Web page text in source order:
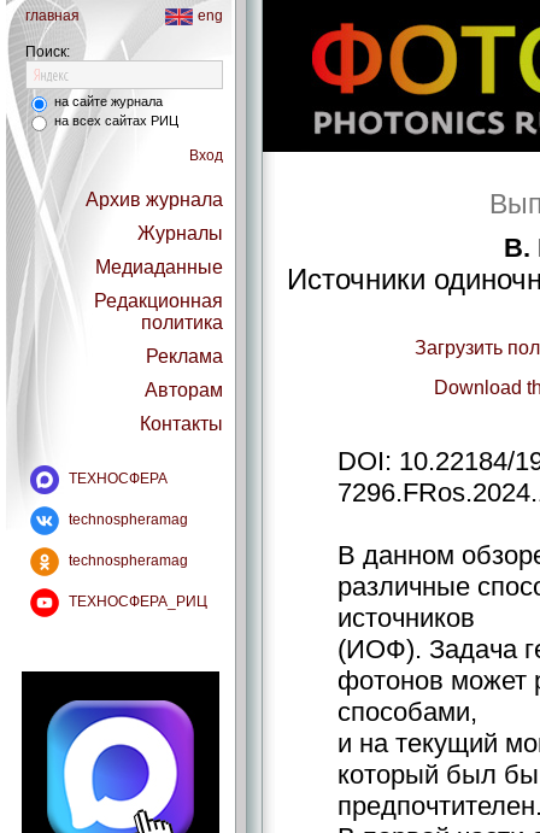
главная eng
Поиск:
на сайте журнала
на всех сайтах РИЦ
Вход
Архив журнала
Журналы
Медиаданные
Редакционная
политика
Реклама
Авторам
Контакты
ТЕХНОСФЕРА
technospheramag
technospheramag
ТЕХНОСФЕРА_РИЦ
В.
Источники
Загрузить
Download
DOI: 10.22184/
В данном
различные
источников
(ИОФ). Задача
фотонов может
способами,
и на текущий
который был